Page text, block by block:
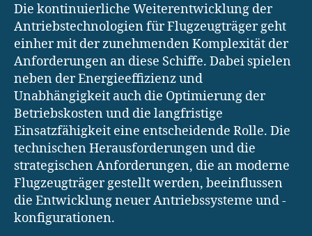
Die kontinuierliche Weiterentwicklung der
Antriebstechnologien für Flugzeugträger geht
einher mit der zunehmenden Komplexität der
Anforderungen an diese Schiffe. Dabei spielen
neben der Energieeffizienz und
Unabhängigkeit auch die Optimierung der
Betriebskosten und die langfristige
Einsatzfähigkeit eine entscheidende Rolle. Die
technischen Herausforderungen und die
strategischen Anforderungen, die an moderne
Flugzeugträger gestellt werden, beeinflussen
die Entwicklung neuer Antriebssysteme und -
konfigurationen.